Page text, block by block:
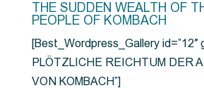
THE SUDDEN WEALTH OF
PEOPLE OF KOMBACH
[Best_Wordpress_Gallery id=”12″
PLÖTZLICHE REICHTUM DER
VON KOMBACH”]